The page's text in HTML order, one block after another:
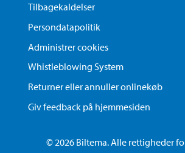
Tilbagekaldelser
Persondatapolitik
Administrer cookies
Whistleblowing System
Returner eller annuller onlinekøb
Giv feedback på hjemmesiden
© 2026 Biltema. Alle rettigheder